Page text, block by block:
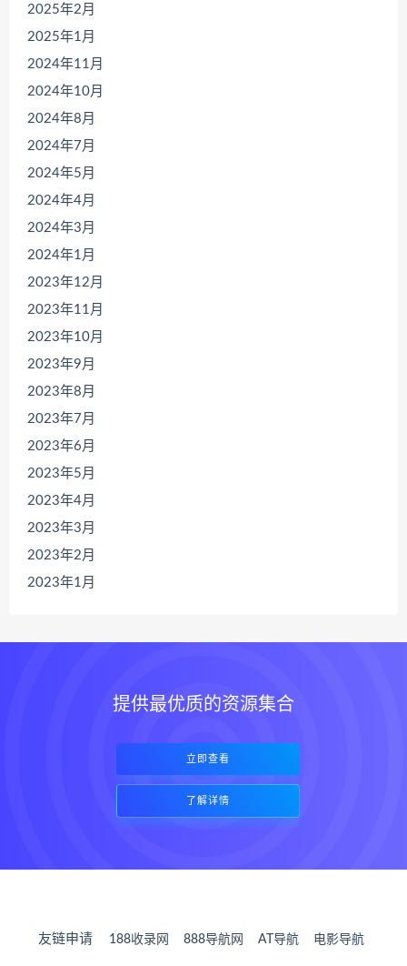
2025年2月
2025年1月
2024年11月
2024年10月
2024年8月
2024年7月
2024年5月
2024年4月
2024年3月
2024年1月
2023年12月
2023年11月
2023年10月
2023年9月
2023年8月
2023年7月
2023年6月
2023年5月
2023年4月
2023年3月
2023年2月
2023年1月
提供最优质的资源集合
立即查看
了解详情
友链申请 188收录网 888导航网 AT导航 电影导航